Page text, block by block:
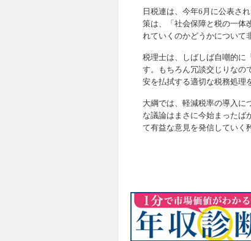
日税連は、今年6月に公表さ
策は、「社会保障と税の一体
れていくのかどうかについて
税理士は、しばしば自嘲的に
す。もちろん冗談交じりなの
安を払拭する適切な税務処理
大綱では、軽減税率の導入に
な議論はまさに今始まったば
て有益な意見を発信していく